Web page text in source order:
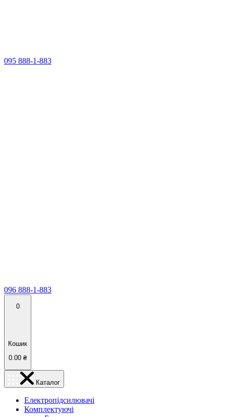
095 888-1-883
096 888-1-883
0
Кошик
0.00 ₴
Каталог
Електропідсилювачі
Комплектуючі